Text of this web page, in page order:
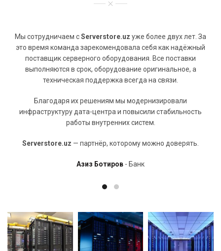
Мы сотрудничаем сServerstore.uz уже более двух лет. За
это время команда зарекомендовала себя как надёжный
поставщик серверного оборудования. Все поставки
выполняются в срок, оборудование оригинальное, а
техническая поддержка всегда на связи.
Благодаря их решениям мы модернизировали
инфраструктуру дата-центра и повысили стабильность
работы внутренних систем.
Serverstore.uz — партнёр, которому можно доверять.
Азиз Ботиров Банк